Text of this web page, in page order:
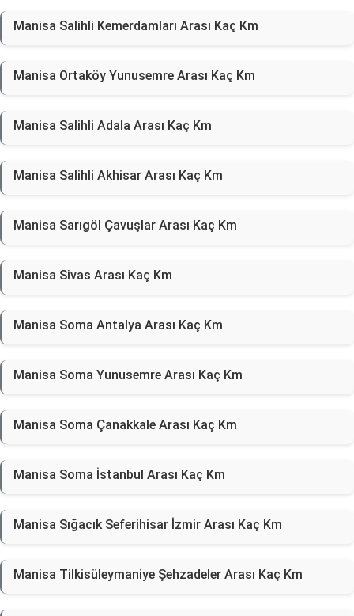
Manisa Salihli Kemerdamları Arası Kaç Km
Manisa Ortaköy Yunusemre Arası Kaç Km
Manisa Salihli Adala Arası Kaç Km
Manisa Salihli Akhisar Arası Kaç Km
Manisa Sarıgöl Çavuşlar Arası Kaç Km
Manisa Sivas Arası Kaç Km
Manisa Soma Antalya Arası Kaç Km
Manisa Soma Yunusemre Arası Kaç Km
Manisa Soma Çanakkale Arası Kaç Km
Manisa Soma İstanbul Arası Kaç Km
Manisa Sığacık Seferihisar İzmir Arası Kaç Km
Manisa Tilkisüleymaniye Şehzadeler Arası Kaç Km